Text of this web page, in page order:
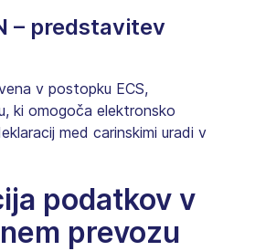
– predstavitev
v postopku ECS,
ki omogoča elektronsko
med carinskimi uradi v
podatkov v
prevozu